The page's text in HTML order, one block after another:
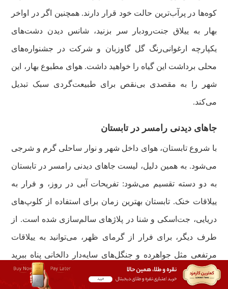
کوه‌ها در پرآب‌ترین حالت خود قرار دارند. همچنین اگر در اواخر
بهار به ییلاق جنت‌رودبار سر بزنید، شانس دیدن دشت‌های
یکپارچه ارغوانی‌رنگ گل گاوزبان و شرکت در جشنواره‌های
محلی برداشت این گیاه را خواهید داشت. هوای مطبوع بهار، این
شهر را به مقصدی بی‌نقص برای طبیعت‌گردی سبک تبدیل
می‌کند.
جاهای دیدنی رامسر در تابستان
با شروع تابستان، هوای داخل شهر و نوار ساحلی گرم و شرجی
می‌شود. به همین دلیل، لیست جاهای دیدنی رامسر در تابستان
به دو دسته تقسیم می‌شود: تفریحات آبی در روز، و فرار به
ییلاقات خنک. تابستان بهترین زمان برای استفاده از کلوپ‌های
دریایی، جت‌اسکی و شنا در پلاژهای سالم‌سازی شده است. از
طرف دیگر، برای فرار از گرمای ظهر، می‌توانید به ییلاقات
مرتفعی مثل جواهرده و جنگل‌های سایه‌دار دالخانی پناه ببرید
که همیشه چند درجه خنک‌تر از جلگه هستند. شب‌های تابستان